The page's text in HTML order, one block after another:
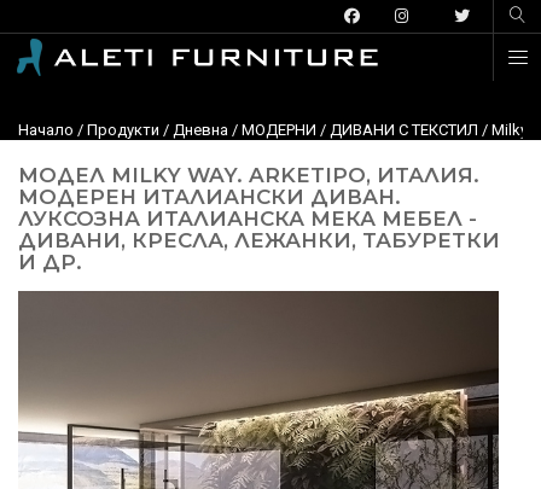
Начало / Продукти / Дневна / МОДЕРНИ / ДИВАНИ С ТЕКСТИЛ / Milky
МОДЕЛ MILKY WAY. ARKETIPO, ИТАЛИЯ.
МОДЕРЕН ИТАЛИАНСКИ ДИВАН.
ЛУКСОЗНА ИТАЛИАНСКА МЕКА МЕБЕЛ -
ДИВАНИ, КРЕСЛА, ЛЕЖАНКИ, ТАБУРЕТКИ
И ДР.